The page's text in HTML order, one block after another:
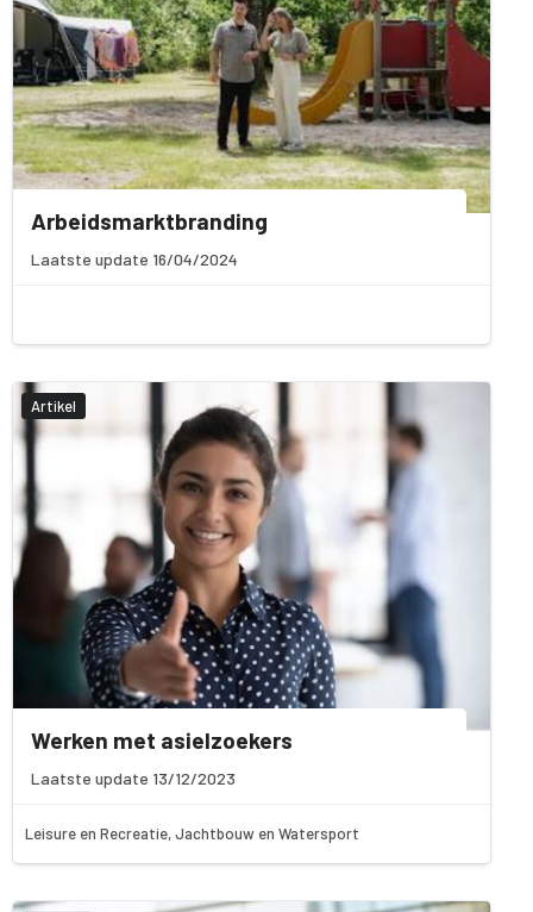
Arbeidsmarktbranding
Laatste update 16/04/2024
Artikel
Werken met asielzoekers
Laatste update 13/12/2023
Leisure en Recreatie, Jachtbouw en Watersport